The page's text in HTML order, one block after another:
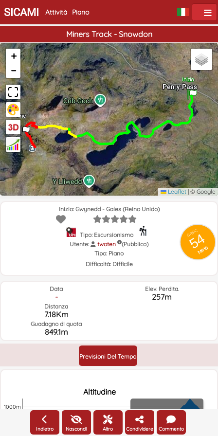
SICAMI Attività Piano
Miners Track - Snowdon
Inizio
Fine
+
−
Leaflet | © Google
GRSIC
54
Metà
Inizio: Gwynedd - Gales (Reino Unido)
Tipo: Escursionismo
Utente:
twoten
(Pubblico)
Tipo: Piano
Difficoltà: Difficile
Data
-
Distanza
7.18Km
Guadagno di quota
849.1m
Elev. Perdita.
257m
Previsioni Del Tempo
Altitudine
Altitudine
1000m
Indietro Nascondi Altro Condividere Commento